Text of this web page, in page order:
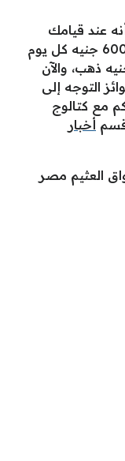
عند قيامك
عزيزي العميل بشراء منتجات قيمتها 600 جنيه كل يوم
ذهب، والآن
التوجه إلى
مع كتالوج
أخبار
العثيم مصر